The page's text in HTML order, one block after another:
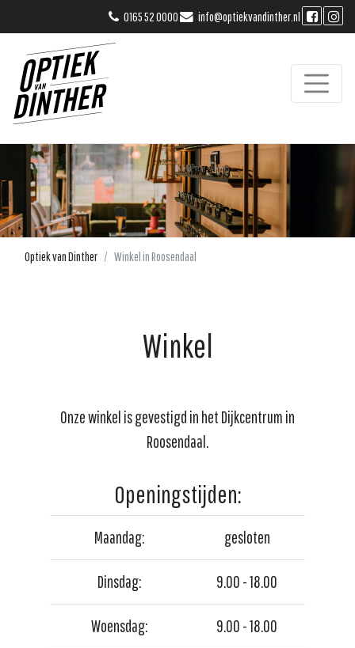
0165 52 0000 info@optiekvandinther.nl
Optiek van Dinther Winkel in Roosendaal
Winkel
Onze winkel is gevestigd in het Dijkcentrum in
Roosendaal.
Openingstijden:
Maandag: gesloten
Dinsdag: 9.00 - 18.00
Woensdag: 9.00 - 18.00